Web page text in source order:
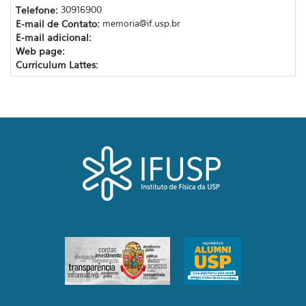
Telefone: 30916900
E-mail de Contato: memoria@if.usp.br
E-mail adicional:
Web page:
Curriculum Lattes: